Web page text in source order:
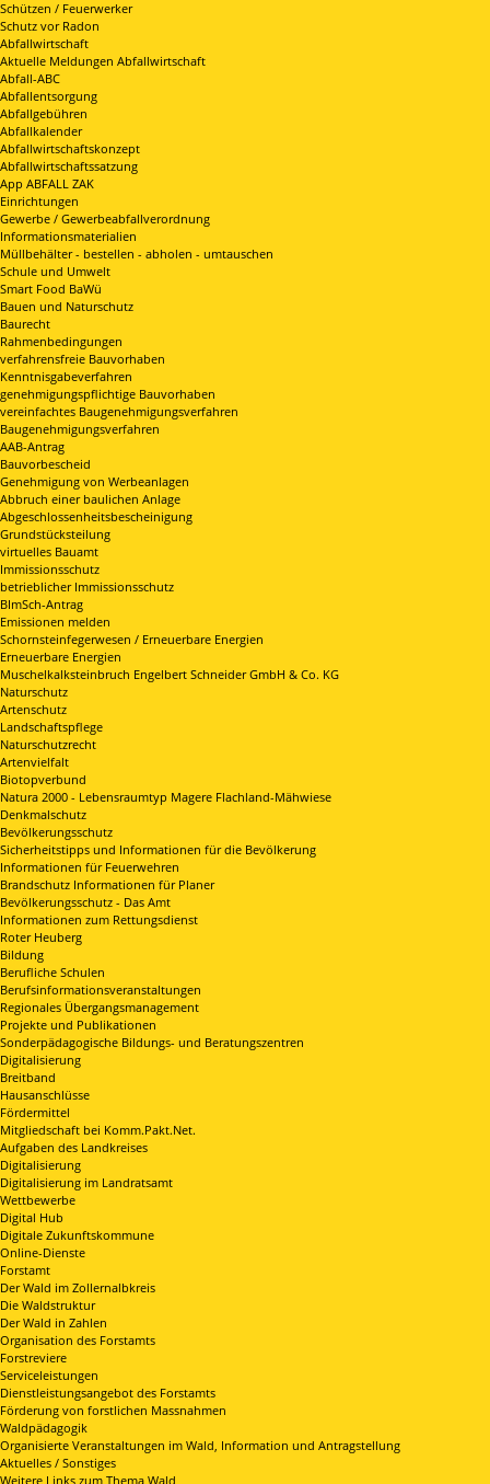
Schützen / Feuerwerker
Schutz vor Radon
Abfallwirtschaft
Aktuelle Meldungen Abfallwirtschaft
Abfall-ABC
Abfallentsorgung
Abfallgebühren
Abfallkalender
Abfallwirtschaftskonzept
Abfallwirtschaftssatzung
App ABFALL ZAK
Einrichtungen
Gewerbe / Gewerbeabfallverordnung
Informationsmaterialien
Müllbehälter - bestellen - abholen - umtauschen
Schule und Umwelt
Smart Food BaWü
Bauen und Naturschutz
Baurecht
Rahmenbedingungen
verfahrensfreie Bauvorhaben
Kenntnisgabeverfahren
genehmigungspflichtige Bauvorhaben
vereinfachtes Baugenehmigungsverfahren
Baugenehmigungsverfahren
AAB-Antrag
Bauvorbescheid
Genehmigung von Werbeanlagen
Abbruch einer baulichen Anlage
Abgeschlossenheitsbescheinigung
Grundstücksteilung
virtuelles Bauamt
Immissionsschutz
betrieblicher Immissionsschutz
BImSch-Antrag
Emissionen melden
Schornsteinfegerwesen / Erneuerbare Energien
Erneuerbare Energien
Muschelkalksteinbruch Engelbert Schneider GmbH & Co. KG
Naturschutz
Artenschutz
Landschaftspflege
Naturschutzrecht
Artenvielfalt
Biotopverbund
Natura 2000 - Lebensraumtyp Magere Flachland-Mähwiese
Denkmalschutz
Bevölkerungsschutz
Sicherheitstipps und Informationen für die Bevölkerung
Informationen für Feuerwehren
Brandschutz Informationen für Planer
Bevölkerungsschutz - Das Amt
Informationen zum Rettungsdienst
Roter Heuberg
Bildung
Berufliche Schulen
Berufsinformationsveranstaltungen
Regionales Übergangsmanagement
Projekte und Publikationen
Sonderpädagogische Bildungs- und Beratungszentren
Digitalisierung
Breitband
Hausanschlüsse
Fördermittel
Mitgliedschaft bei Komm.Pakt.Net.
Aufgaben des Landkreises
Digitalisierung
Digitalisierung im Landratsamt
Wettbewerbe
Digital Hub
Digitale Zukunftskommune
Online-Dienste
Forstamt
Der Wald im Zollernalbkreis
Die Waldstruktur
Der Wald in Zahlen
Organisation des Forstamts
Forstreviere
Serviceleistungen
Dienstleistungsangebot des Forstamts
Förderung von forstlichen Massnahmen
Waldpädagogik
Organisierte Veranstaltungen im Wald, Information und Antragstellung
Aktuelles / Sonstiges
Weitere Links zum Thema Wald